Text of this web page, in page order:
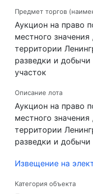
Предмет торгов
Аукцион на право
местного
территории
разведки и
участок
Описание лота
Аукцион на право
местного
территории
разведки и
Извещение на
Категория объекта